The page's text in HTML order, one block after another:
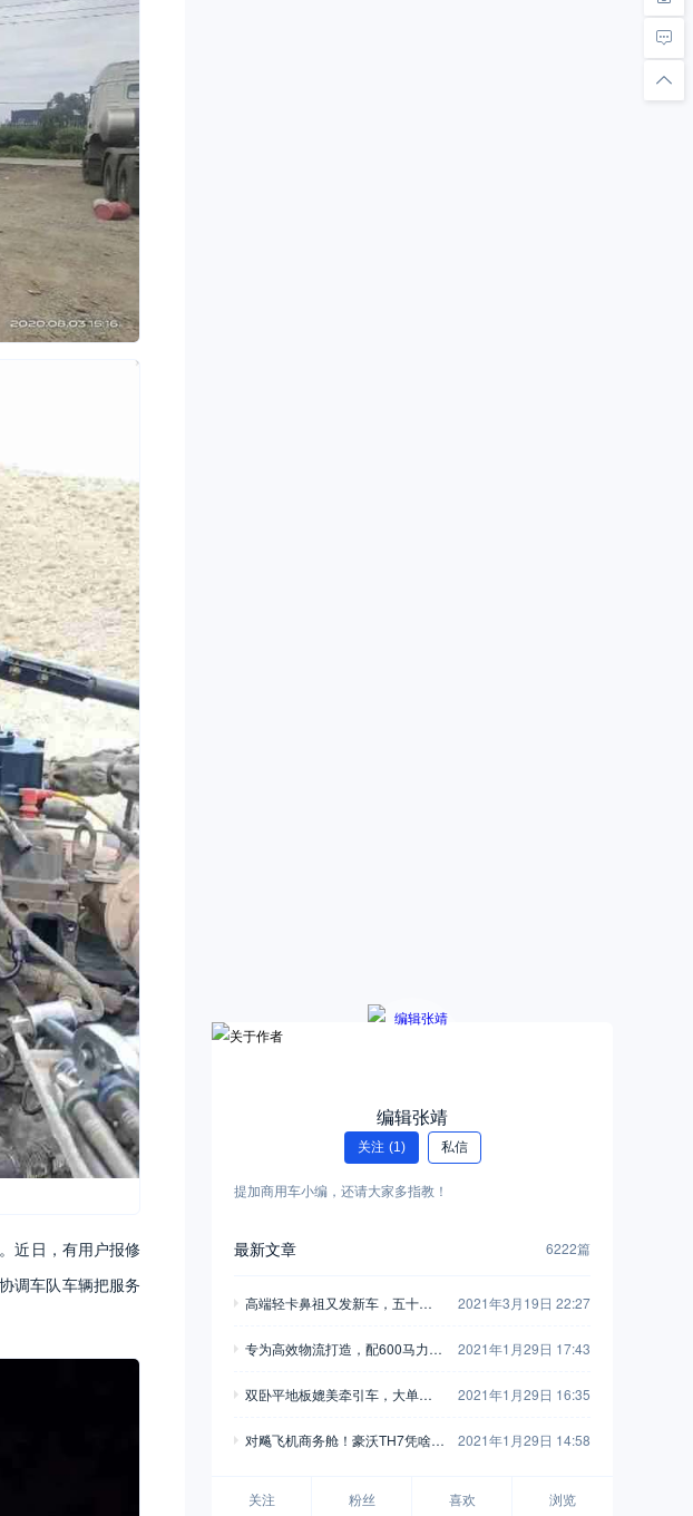
近日，有用户报修
调车队车辆把服务
编辑张靖
关注 (1) 私信
提加商用车小编，还请大家多指教！
最新文章 6222篇
高端轻卡鼻祖又发新车，五十铃
别错过
2021年3月19日 22:27
专为高效物流打造，配600马力玉
版牵引车
2021年1月29日 17:43
双卧平地板媲美牵引车，大单桥7
2021年1月29日 16:35
对飚飞机商务舱！豪沃TH7凭啥开
2021年1月29日 14:58
关注 粉丝 喜欢 浏览